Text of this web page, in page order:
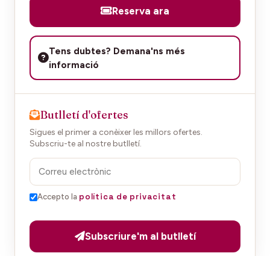
Reserva ara
Tens dubtes? Demana'ns més
informació
Butlletí d'ofertes
Sigues el primer a conèixer les millors ofertes.
Subscriu-te al nostre butlletí.
Accepto la política de privacitat
Subscriure'm al butlletí